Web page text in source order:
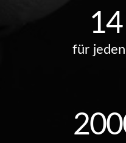
14
für